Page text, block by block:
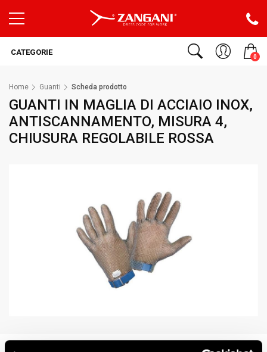
0
CATEGORIE
Home Guanti Scheda prodotto
GUANTI IN MAGLIA DI ACCIAIO INOX,
ANTISCANNAMENTO, MISURA 4,
CHIUSURA REGOLABILE ROSSA